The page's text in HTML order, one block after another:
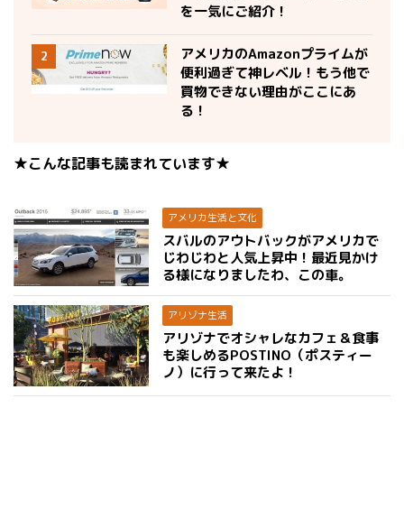
を一気にご紹介！
2
アメリカのAmazonプライムが
便利過ぎて神レベル！もう他で
買物できない理由がここにあ
る！
★こんな記事も読まれています★
アメリカ生活と文化
スバルのアウトバックがアメリカで
じわじわと人気上昇中！最近見かけ
る様になりましたわ、この車。
アリゾナ生活
アリゾナでオシャレなカフェ＆食事
も楽しめるPOSTINO（ポスティー
ノ）に行って来たよ！